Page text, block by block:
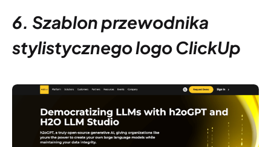
6. Szablon przewodnika
stylistycznego logo ClickUp